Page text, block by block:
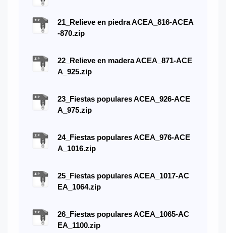
21_Relieve en piedra ACEA_816-ACEA
-870.zip
22_Relieve en madera ACEA_871-ACE
A_925.zip
23_Fiestas populares ACEA_926-ACE
A_975.zip
24_Fiestas populares ACEA_976-ACE
A_1016.zip
25_Fiestas populares ACEA_1017-AC
EA_1064.zip
26_Fiestas populares ACEA_1065-AC
EA_1100.zip